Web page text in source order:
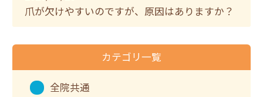
爪が欠けやすいのですが、原因はありますか？
カテゴリ一覧
全院共通